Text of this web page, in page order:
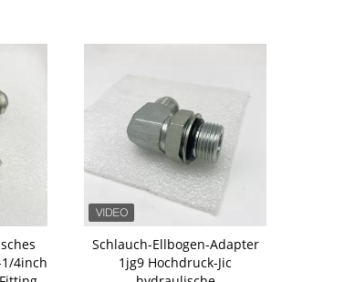
4inch
Schlauch-Ellbogen-Adapter
1jg9 Hochdruck-Jic